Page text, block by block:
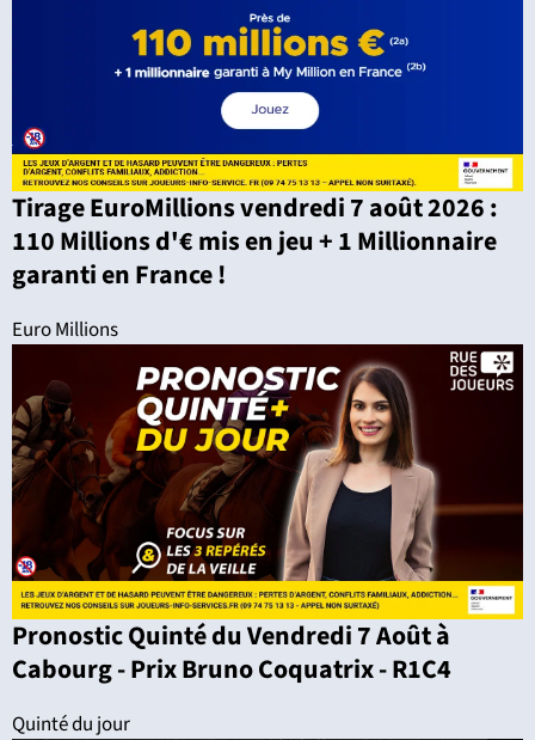
Tirage EuroMillions vendredi 7 août 2026 :
110 Millions d'€ mis en jeu + 1 Millionnaire
garanti en France !
Euro Millions
Pronostic Quinté du Vendredi 7 Août à
Cabourg - Prix Bruno Coquatrix - R1C4
Quinté du jour